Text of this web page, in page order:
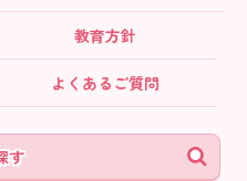
教育方針
よくあるご質問
す